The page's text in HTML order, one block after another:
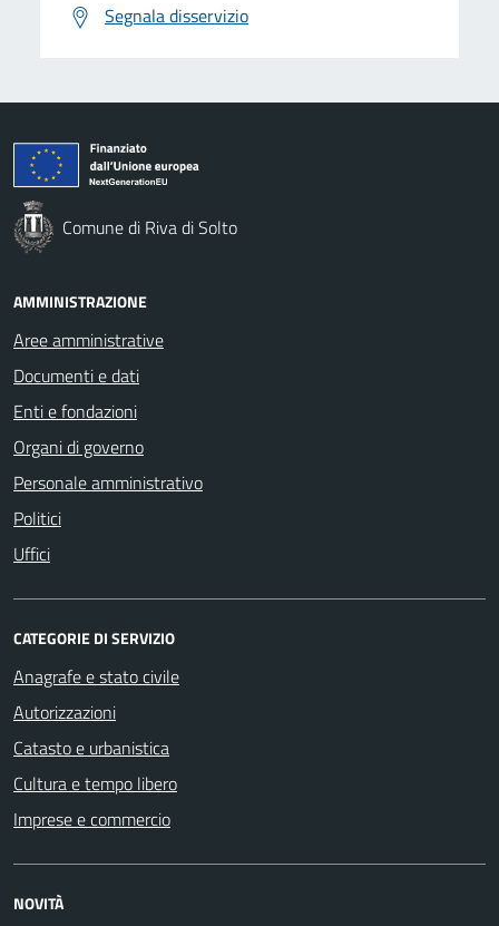
Segnala disservizio
Comune di Riva di Solto
AMMINISTRAZIONE
Aree amministrative
Documenti e dati
Enti e fondazioni
Organi di governo
Personale amministrativo
Politici
Uffici
CATEGORIE DI SERVIZIO
Anagrafe e stato civile
Autorizzazioni
Catasto e urbanistica
Cultura e tempo libero
Imprese e commercio
NOVITÀ